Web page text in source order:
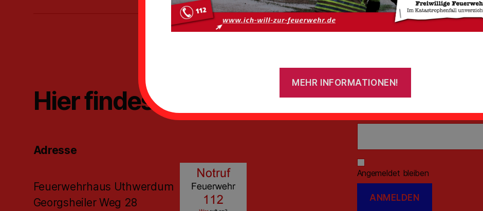
Hier findest du uns
Adresse
Feuerwehrhaus Uthwerdum
Georgsheiler Weg 28
Benutzername oder E-Mail-Adresse
Passwort
Angemeldet bleiben
MEHR INFORMATIONEN!